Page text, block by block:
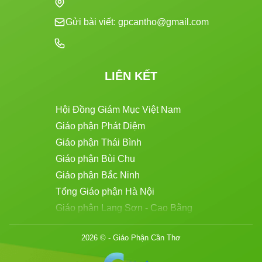
Gửi bài viết: gpcantho@gmail.com
LIÊN KẾT
Hội Đồng Giám Mục Việt Nam
Giáo phận Phát Diệm
Giáo phận Thái Bình
Giáo phận Bùi Chu
Giáo phận Bắc Ninh
Tổng Giáo phận Hà Nội
Giáo phận Lạng Sơn - Cao Bằng
Giáo phận Thanh Hóa
Giáo phận Hà Tĩnh
Giáo phận Vinh
2026 © - Giáo Phận Cần Thơ